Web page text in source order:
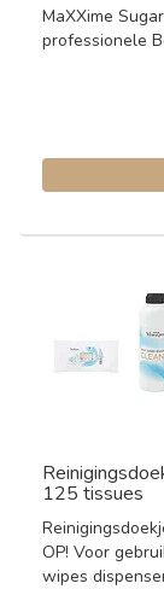
MaXXime
professionele
125 tissues
OP! Voor
wipes